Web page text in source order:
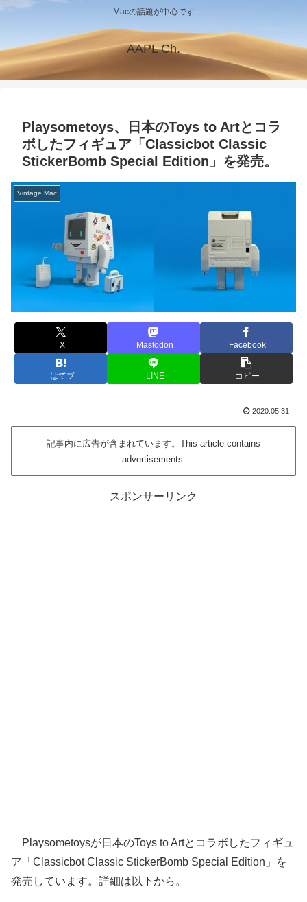
Macの話題が中心です
AAPL Ch.
Playsometoys、日本のToys to Artとコラ
ボしたフィギュア「Classicbot Classic
StickerBomb Special Edition」を発売。
Vintage Mac
X Mastodon Facebook
はてブ LINE コピー
2020.05.31
記事内に広告が含まれています。This article contains
advertisements.
スポンサーリンク
Playsometoysが日本のToys to Artとコラボしたフィギュ
ア「Classicbot Classic StickerBomb Special Edition」を
発売しています。詳細は以下から。